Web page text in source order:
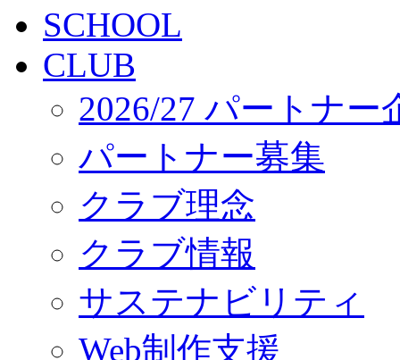
SCHOOL
CLUB
2026/27 パートナー
パートナー募集
クラブ理念
クラブ情報
サステナビリティ
Web制作支援